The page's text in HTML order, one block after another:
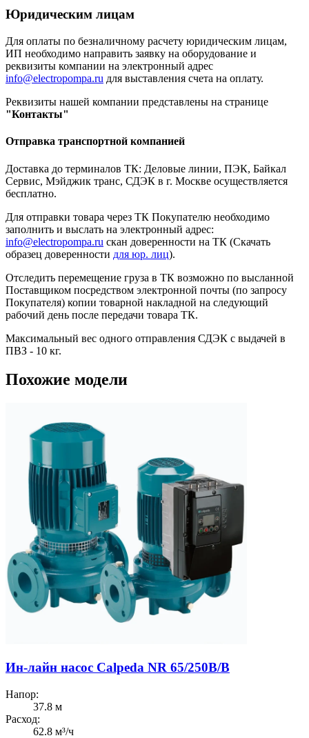
Юридическим лицам
Для оплаты по безналичному расчету юридическим лицам,
ИП необходимо направить заявку на оборудование и
реквизиты компании на электронный адрес
info@electropompa.ru для выставления счета на оплату.
Реквизиты нашей компании представлены на странице
"Контакты"
Отправка транспортной компанией
Доставка до терминалов ТК: Деловые линии, ПЭК, Байкал
Сервис, Мэйджик транс, СДЭК в г. Москве осуществляется
бесплатно.
Для отправки товара через ТК Покупателю необходимо
заполнить и выслать на электронный адрес:
info@electropompa.ru скан доверенности на ТК (Скачать
образец доверенности для юр. лиц).
Отследить перемещение груза в ТК возможно по высланной
Поставщиком посредством электронной почты (по запросу
Покупателя) копии товарной накладной на следующий
рабочий день после передачи товара ТК.
Максимальный вес одного отправления СДЭК с выдачей в
ПВЗ - 10 кг.
Похожие модели
Ин-лайн насос Calpeda NR 65/250B/B
Напор:
37.8 м
Расход:
62.8 м³/ч